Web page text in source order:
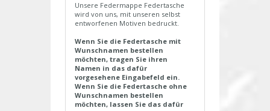
Unsere Federmappe Federtasche
wird von uns, mit unseren selbst
entworfenen Motiven bedruckt.
Wenn Sie die Federtasche mit
Wunschnamen bestellen
möchten, tragen Sie ihren
Namen in das dafür
vorgesehene Eingabefeld ein.
Wenn Sie die Federtasche ohne
Wunschnamen bestellen
möchten, lassen Sie das dafür